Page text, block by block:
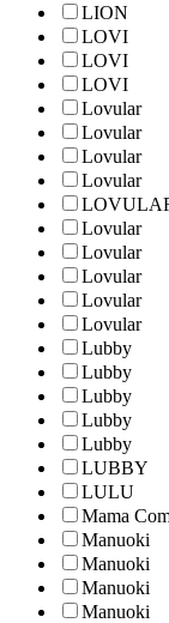
LION
LOVI
LOVI
LOVI
Lovular
Lovular
Lovular
Lovular
Lovular
Lovular
Lovular
Lovular
Lovular
Lubby
Lubby
Lubby
Lubby
Lubby
LUBBY
LULU
Mama
Manuoki
Manuoki
Manuoki
Manuoki